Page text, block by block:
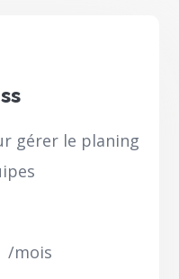
gérer le planing
/mois